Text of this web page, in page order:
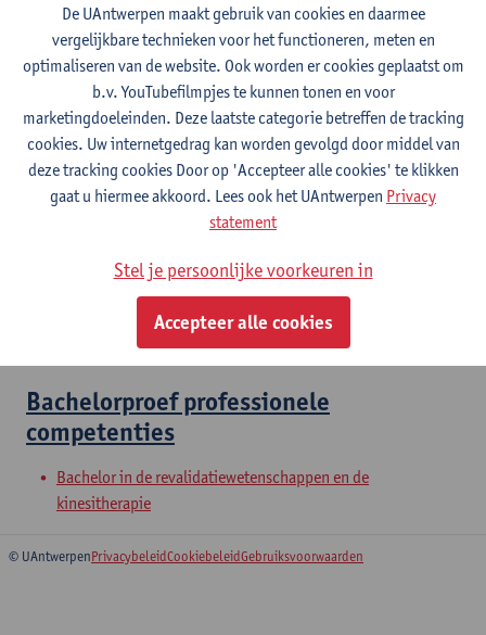
2026-2027 2025-2026 2024-2025
Sport en beweging 1
Bachelor in de revalidatiewetenschappen en de
Sport en beweging 2
Bachelor in de revalidatiewetenschappen en de
kinesitherapie
Bachelorproef professionele
competenties
Bachelor in de revalidatiewetenschappen en de
kinesitherapie
© UAntwerpenPrivacybeleidCookiebeleidGebruiksvoorwaarden
De UAntwerpen maakt gebruik van cookies en daarmee
vergelijkbare technieken voor het functioneren, meten en
optimaliseren van de website. Ook worden er cookies geplaatst om
b.v. YouTubefilmpjes te kunnen tonen en voor
marketingdoeleinden. Deze laatste categorie betreffen de tracking
cookies. Uw internetgedrag kan worden gevolgd door middel van
deze tracking cookies Door op 'Accepteer alle cookies' te klikken
gaat u hiermee akkoord. Lees ook het UAntwerpen Privacy
statement
Stel je persoonlijke voorkeuren in
Accepteer alle cookies